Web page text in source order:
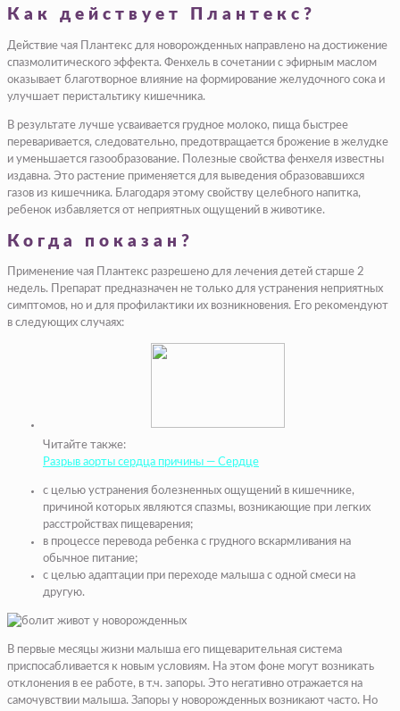
Как действует Плантекс?
Действие чая Плантекс для новорожденных направлено на достижение
спазмолитического эффекта. Фенхель в сочетании с эфирным маслом
оказывает благотворное влияние на формирование желудочного сока и
улучшает перистальтику кишечника.
В результате лучше усваивается грудное молоко, пища быстрее
переваривается, следовательно, предотвращается брожение в желудке
и уменьшается газообразование. Полезные свойства фенхеля известны
издавна. Это растение применяется для выведения образовавшихся
газов из кишечника. Благодаря этому свойству целебного напитка,
ребенок избавляется от неприятных ощущений в животике.
Когда показан?
Применение чая Плантекс разрешено для лечения детей старше 2
недель. Препарат предназначен не только для устранения неприятных
симптомов, но и для профилактики их возникновения. Его рекомендуют
в следующих случаях:
Читайте также:
Разрыв аорты сердца причины — Сердце
с целью устранения болезненных ощущений в кишечнике,
причиной которых являются спазмы, возникающие при легких
расстройствах пищеварения;
в процессе перевода ребенка с грудного вскармливания на
обычное питание;
с целью адаптации при переходе малыша с одной смеси на
другую.
В первые месяцы жизни малыша его пищеварительная система
приспосабливается к новым условиям. На этом фоне могут возникать
отклонения в ее работе, в т.ч. запоры. Это негативно отражается на
самочувствии малыша. Запоры у новорожденных возникают часто. Но